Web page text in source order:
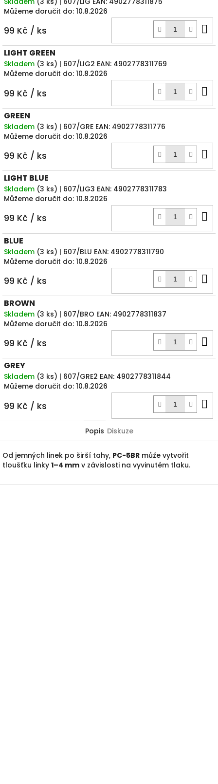
Můžeme doručit do: 10.8.2026
99 Kč / ks
LIGHT GREEN
Skladem (3 ks) | 607/LIG2 EAN: 4902778311769
Můžeme doručit do: 10.8.2026
99 Kč / ks
GREEN
Skladem (3 ks) | 607/GRE EAN: 4902778311776
Můžeme doručit do: 10.8.2026
99 Kč / ks
LIGHT BLUE
Skladem (3 ks) | 607/LIG3 EAN: 4902778311783
Můžeme doručit do: 10.8.2026
99 Kč / ks
BLUE
Skladem (3 ks) | 607/BLU EAN: 4902778311790
Můžeme doručit do: 10.8.2026
99 Kč / ks
BROWN
Skladem (3 ks) | 607/BRO EAN: 4902778311837
Můžeme doručit do: 10.8.2026
99 Kč / ks
GREY
Skladem (3 ks) | 607/GRE2 EAN: 4902778311844
Můžeme doručit do: 10.8.2026
99 Kč / ks
Popis Diskuze
Od jemných linek po širší tahy, PC-5BR může vytvořit
tloušťku linky 1–4 mm v závislosti na vyvinutém tlaku.